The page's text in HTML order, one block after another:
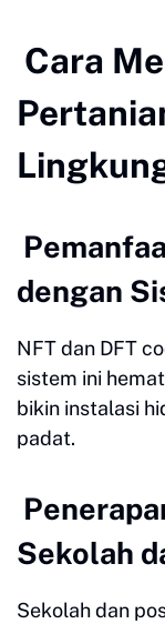
Cara
dengan
NFT dan DFT
sistem ini
bikin instalasi
padat.
Sekolah
Sekolah dan